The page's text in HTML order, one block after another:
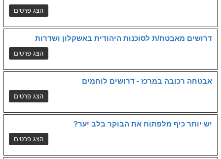
דרושים מאבטח/ת לסוכנות היהודית באשקלון ושדרות
אבטחה רכובה במרכז - דרושים לוחמים
יש יותר כיף מלפתוח את הבוקר בלב יער?